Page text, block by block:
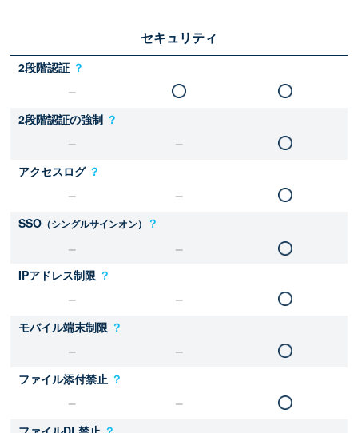
セキュリティ
2段階認証 ？
2段階認証の強制 ？
アクセスログ ？
SSO （シングルサインオン） ？
IPアドレス制限 ？
モバイル端末制限 ？
ファイル添付禁止 ？